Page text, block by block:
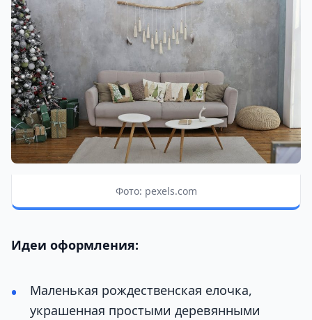
Фото: pexels.com
Идеи оформления:
Маленькая рождественская елочка,
украшенная простыми деревянными